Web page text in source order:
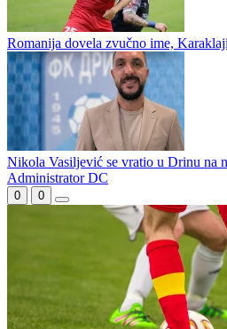
Prva liga Republike Srpske bez
Pavle Đurđević novi košarkaš Slavije
Romanija dovela zvučno ime,